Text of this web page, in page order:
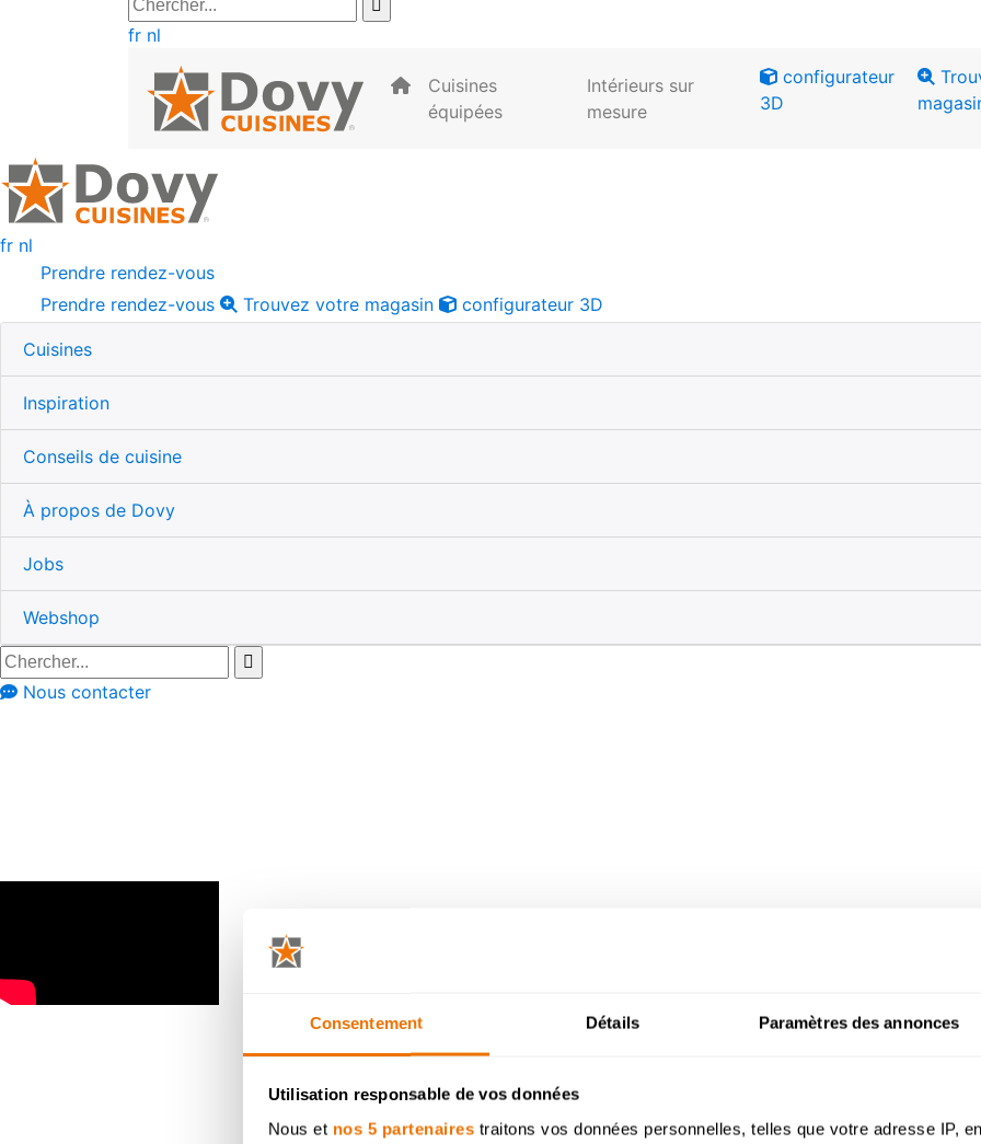
Consentement Détails Paramètres des annonces
Utilisation responsable de vos données
Nous et nos 5 partenaires traitons vos données personnelles, telles que votre adresse IP,
fr nl
Cuisines
équipées
Intérieurs sur
mesure
configurateur
3D
fr nl
Prendre rendez-vous
Prendre rendez-vous
Trouvez votre magasin configurateur 3D
Cuisines
Inspiration
Conseils de cuisine
À propos de Dovy
Jobs
Webshop
Nous contacter
metamorphosée en une spacieuse